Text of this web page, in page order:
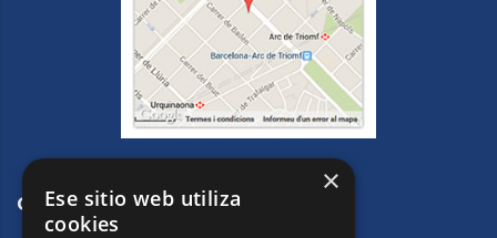
CONTACTE
×
Ese sitio web utiliza
cookies